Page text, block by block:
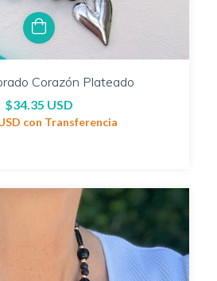
Corazón Plateado
$34.35 USD
con Transferencia